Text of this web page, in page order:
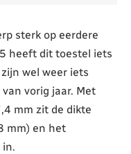
sterk op eerdere
heeft dit toestel iets
wel weer iets
van vorig jaar. Met
mm zit de dikte
mm) en het
in.